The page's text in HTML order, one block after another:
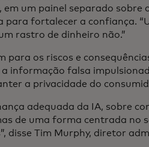
um painel separado sobre
para fortalecer a confiança.
rastro de dinheiro não.”
os riscos e
informação falsa
a privacidade do
adequada da IA, sobre
de uma forma centrada no
disse Tim Murphy, diretor